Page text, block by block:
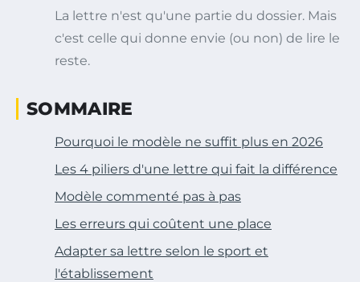
La lettre n'est qu'une partie du dossier. Mais
c'est celle qui donne envie (ou non) de lire le
reste.
SOMMAIRE
Pourquoi le modèle ne suffit plus en 2026
Les 4 piliers d'une lettre qui fait la différence
Modèle commenté pas à pas
Les erreurs qui coûtent une place
Adapter sa lettre selon le sport et
l'établissement